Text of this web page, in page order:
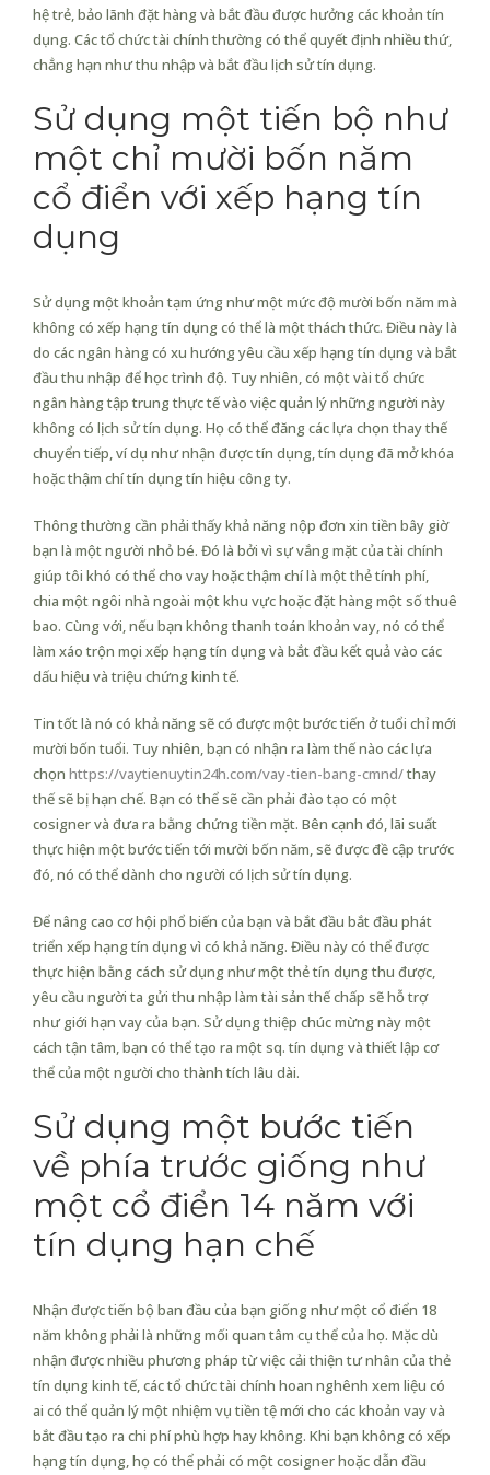
hệ trẻ, bảo lãnh đặt hàng và bắt đầu được hưởng các khoản tín
dụng. Các tổ chức tài chính thường có thể quyết định nhiều thứ,
chẳng hạn như thu nhập và bắt đầu lịch sử tín dụng.
Sử dụng một tiến bộ như
một chỉ mười bốn năm
cổ điển với xếp hạng tín
dụng
Sử dụng một khoản tạm ứng như một mức độ mười bốn năm mà
không có xếp hạng tín dụng có thể là một thách thức. Điều này là
do các ngân hàng có xu hướng yêu cầu xếp hạng tín dụng và bắt
đầu thu nhập để học trình độ. Tuy nhiên, có một vài tổ chức
ngân hàng tập trung thực tế vào việc quản lý những người này
không có lịch sử tín dụng. Họ có thể đăng các lựa chọn thay thế
chuyển tiếp, ví dụ như nhận được tín dụng, tín dụng đã mở khóa
hoặc thậm chí tín dụng tín hiệu công ty.
Thông thường cần phải thấy khả năng nộp đơn xin tiền bây giờ
bạn là một người nhỏ bé. Đó là bởi vì sự vắng mặt của tài chính
giúp tôi khó có thể cho vay hoặc thậm chí là một thẻ tính phí,
chia một ngôi nhà ngoài một khu vực hoặc đặt hàng một số thuê
bao. Cùng với, nếu bạn không thanh toán khoản vay, nó có thể
làm xáo trộn mọi xếp hạng tín dụng và bắt đầu kết quả vào các
dấu hiệu và triệu chứng kinh tế.
Tin tốt là nó có khả năng sẽ có được một bước tiến ở tuổi chỉ mới
mười bốn tuổi. Tuy nhiên, bạn có nhận ra làm thế nào các lựa
chọn https://vaytienuytin24h.com/vay-tien-bang-cmnd/thay
thế sẽ bị hạn chế. Bạn có thể sẽ cần phải đào tạo có một
cosigner và đưa ra bằng chứng tiền mặt. Bên cạnh đó, lãi suất
thực hiện một bước tiến tới mười bốn năm, sẽ được đề cập trước
đó, nó có thể dành cho người có lịch sử tín dụng.
Để nâng cao cơ hội phổ biến của bạn và bắt đầu bắt đầu phát
triển xếp hạng tín dụng vì có khả năng. Điều này có thể được
thực hiện bằng cách sử dụng như một thẻ tín dụng thu được,
yêu cầu người ta gửi thu nhập làm tài sản thế chấp sẽ hỗ trợ
như giới hạn vay của bạn. Sử dụng thiệp chúc mừng này một
cách tận tâm, bạn có thể tạo ra một sq. tín dụng và thiết lập cơ
thể của một người cho thành tích lâu dài.
Sử dụng một bước tiến
về phía trước giống như
một cổ điển 14 năm với
tín dụng hạn chế
Nhận được tiến bộ ban đầu của bạn giống như một cổ điển 18
năm không phải là những mối quan tâm cụ thể của họ. Mặc dù
nhận được nhiều phương pháp từ việc cải thiện tư nhân của thẻ
tín dụng kinh tế, các tổ chức tài chính hoan nghênh xem liệu có
ai có thể quản lý một nhiệm vụ tiền tệ mới cho các khoản vay và
bắt đầu tạo ra chi phí phù hợp hay không. Khi bạn không có xếp
hạng tín dụng, họ có thể phải có một cosigner hoặc dẫn đầu